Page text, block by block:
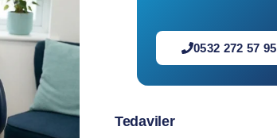
0532 272 57 95
Tedaviler